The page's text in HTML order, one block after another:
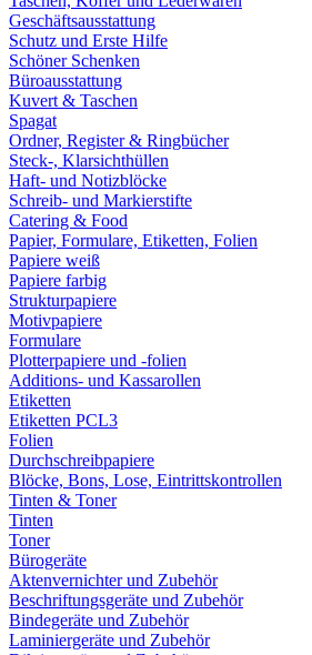
Geschäftsausstattung
Schutz und Erste Hilfe
Schöner Schenken
Büroausstattung
Kuvert & Taschen
Spagat
Ordner, Register & Ringbücher
Steck-, Klarsichthüllen
Haft- und Notizblöcke
Schreib- und Markierstifte
Catering & Food
Papier, Formulare, Etiketten, Folien
Papiere weiß
Papiere farbig
Strukturpapiere
Motivpapiere
Formulare
Plotterpapiere und -folien
Additions- und Kassarollen
Etiketten
Etiketten PCL3
Folien
Durchschreibpapiere
Blöcke, Bons, Lose, Eintrittskontrollen
Tinten & Toner
Tinten
Toner
Bürogeräte
Aktenvernichter und Zubehör
Beschriftungsgeräte und Zubehör
Bindegeräte und Zubehör
Laminiergeräte und Zubehör